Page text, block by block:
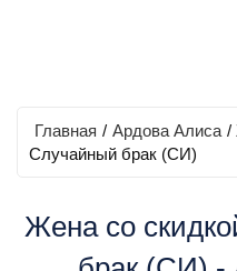
Главная / Ардова Алиса /
Случайный брак (СИ)
Жена со